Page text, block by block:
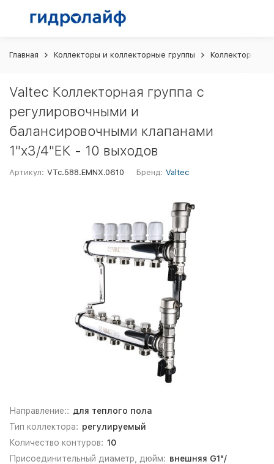
Главная Коллекторы и коллекторные группы Коллекторные
Valtec Коллекторная группа с
регулировочными и
балансировочными клапанами
1"x3/4"ЕК - 10 выходов
Артикул: VTc.588.EMNX.0610 Бренд: Valtec
Направление:: для теплого пола
Тип коллектора: регулируемый
Количество контуров: 10
Присоединительный диаметр, дюйм: внешняя G1"/